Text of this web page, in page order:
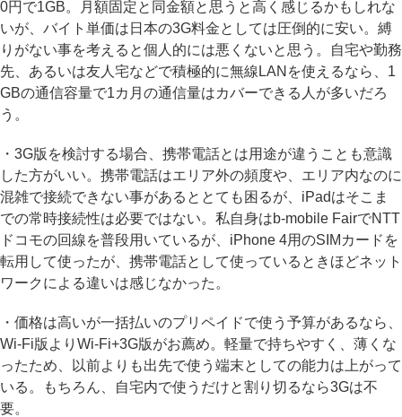
0円で1GB。月額固定と同金額と思うと高く感じるかもしれな
いが、バイト単価は日本の3G料金としては圧倒的に安い。縛
りがない事を考えると個人的には悪くないと思う。自宅や勤務
先、あるいは友人宅などで積極的に無線LANを使えるなら、1
GBの通信容量で1カ月の通信量はカバーできる人が多いだろ
う。
・3G版を検討する場合、携帯電話とは用途が違うことも意識
した方がいい。携帯電話はエリア外の頻度や、エリア内なのに
混雑で接続できない事があるととても困るが、iPadはそこま
での常時接続性は必要ではない。私自身はb-mobile FairでNTT
ドコモの回線を普段用いているが、iPhone 4用のSIMカードを
転用して使ったが、携帯電話として使っているときほどネット
ワークによる違いは感じなかった。
・価格は高いが一括払いのプリペイドで使う予算があるなら、
Wi-Fi版よりWi-Fi+3G版がお薦め。軽量で持ちやすく、薄くな
ったため、以前よりも出先で使う端末としての能力は上がって
いる。もちろん、自宅内で使うだけと割り切るなら3Gは不
要。